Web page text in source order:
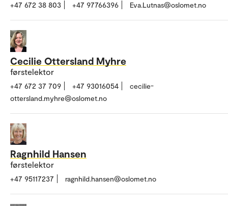
+47 672 38 803 +47 97766396 Eva.Lutnas@oslomet.no
Cecilie Ottersland Myhre
førstelektor
+47 672 37 709 +47 93016054
cecilie-
ottersland.myhre@oslomet.no
Ragnhild Hansen
førstelektor
+47 95117237 ragnhild.hansen@oslomet.no